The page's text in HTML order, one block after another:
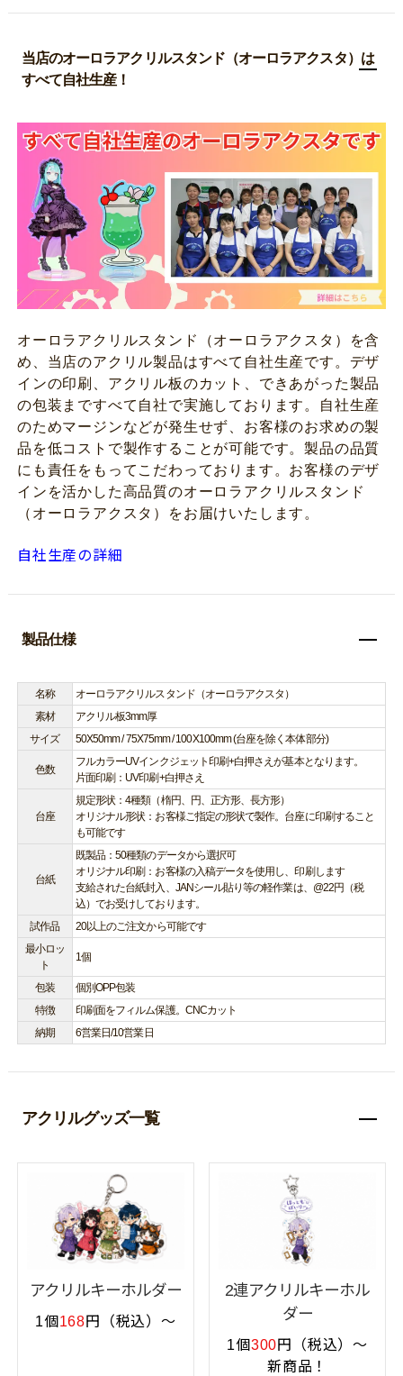
当店のオーロラアクリルスタンド（オーロラアクスタ）は
すべて自社生産！
オーロラアクリルスタンド（オーロラアクスタ）を含
め、当店のアクリル製品はすべて自社生産です。デザ
インの印刷、アクリル板のカット、できあがった製品
の包装まですべて自社で実施しております。自社生産
のためマージンなどが発生せず、お客様のお求めの製
品を低コストで製作することが可能です。製品の品質
にも責任をもってこだわっております。お客様のデザ
インを活かした高品質のオーロラアクリルスタンド
（オーロラアクスタ）をお届けいたします。
自社生産の詳細
製品仕様
名称
オーロラアクリルスタンド（オーロラアクスタ）
素材
アクリル板3mm厚
サイズ
50X50mm / 75X75mm / 100X100mm (台座を除く本体部分)
色数
フルカラーUVインクジェット印刷+白押さえが基本となります。
片面印刷：UV印刷+白押さえ
台座
規定形状：4種類（楕円、円、正方形、長方形）
オリジナル形状：お客様ご指定の形状で製作。台座に印刷すること
も可能です
台紙
既製品：50種類のデータから選択可
オリジナル印刷：お客様の入稿データを使用し、印刷します
支給された台紙封入、JANシール貼り等の軽作業は、@22円（税
込）でお受けしております。
試作品
20以上のご注文から可能です
最小ロッ
ト
1個
包装
個別OPP包装
特徴
印刷面をフィルム保護。CNCカット
納期
6営業日/10営業日
アクリルグッズ一覧
アクリルキーホルダー
1個 168円（税込）～
2連アクリルキーホル
ダー
1個300円（税込）～
新商品！